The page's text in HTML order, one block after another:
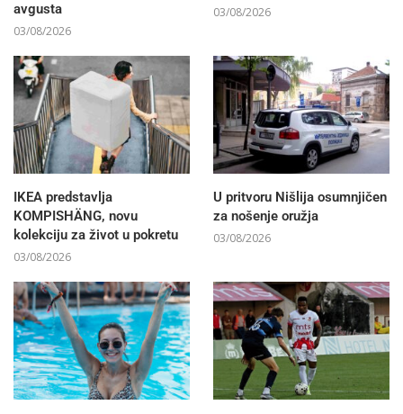
avgusta
03/08/2026
03/08/2026
IKEA predstavlja
KOMPISHÄNG, novu
kolekciju za život u pokretu
03/08/2026
U pritvoru Nišlija osumnjičen
za nošenje oružja
03/08/2026